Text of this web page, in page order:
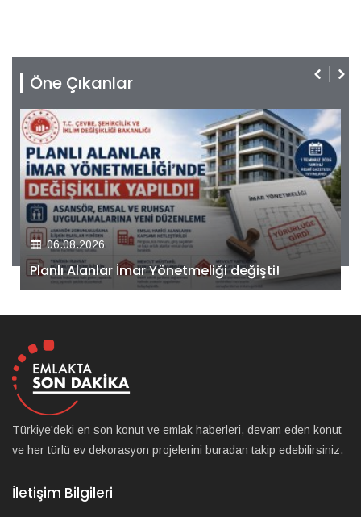
Öne Çıkanlar
06.08.2026
Kiler GYO’dan Pendik Dolayoba projesiyle ilgili
önemli adım!
Türkiye'deki en son konut ve emlak haberleri, devam eden konut
ve her türlü ev dekorasyon projelerini buradan takip edebilirsiniz.
İletişim Bilgileri